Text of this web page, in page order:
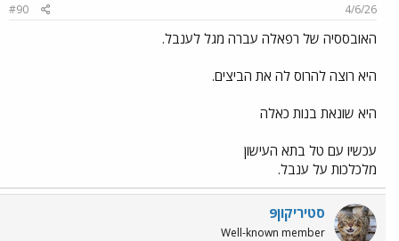
4/6/26
#90
האובססיה של רפאלה עברה מגל לענבל.
היא רוצה להרוס לה את הביצים.
היא שונאת בנות כאלה
עכשיו עם טל בתא העישון
מלכלכות על ענבל.
סטיריקון9
Well-known member